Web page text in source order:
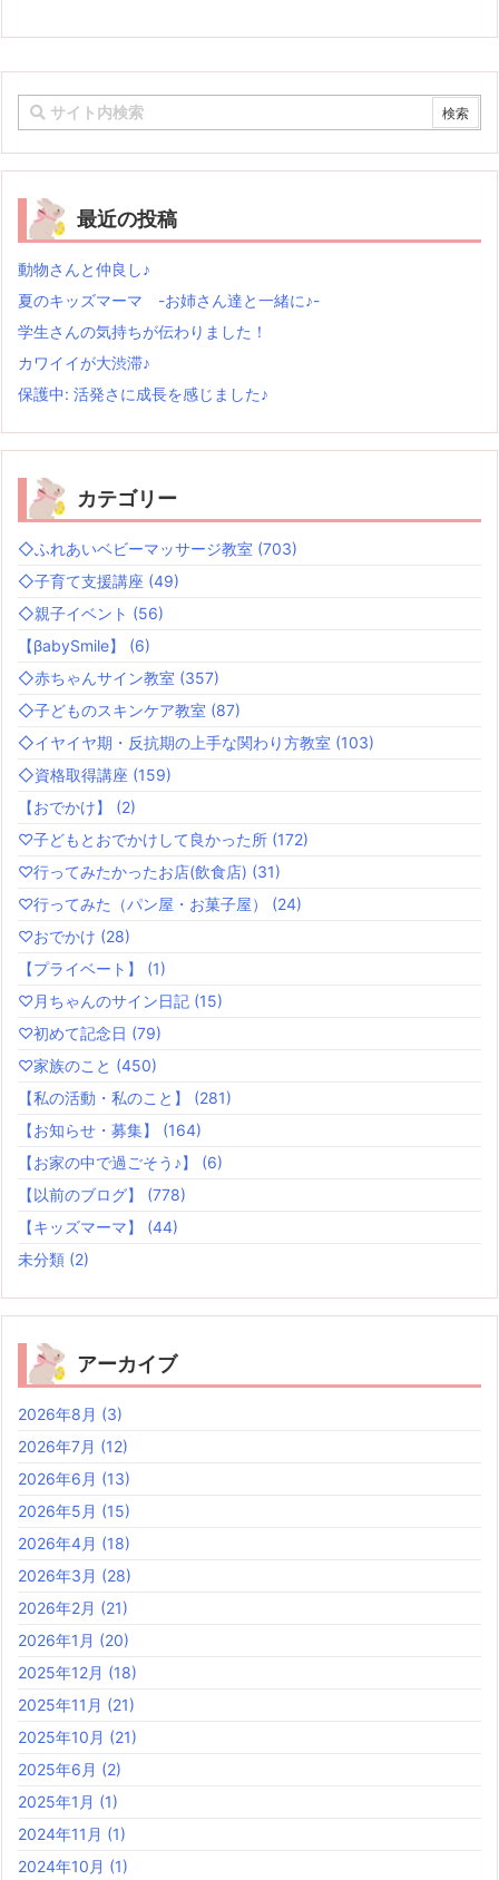
最近の投稿
動物さんと仲良し♪
夏のキッズマーマ -お姉さん達と一緒に♪-
学生さんの気持ちが伝わりました！
カワイイが大渋滞♪
保護中: 活発さに成長を感じました♪
カテゴリー
◇ふれあいベビーマッサージ教室 (703)
◇子育て支援講座 (49)
◇親子イベント (56)
【βabySmile】 (6)
◇赤ちゃんサイン教室 (357)
◇子どものスキンケア教室 (87)
◇イヤイヤ期・反抗期の上手な関わり方教室 (103)
◇資格取得講座 (159)
【おでかけ】 (2)
♡子どもとおでかけして良かった所 (172)
♡行ってみたかったお店(飲食店) (31)
♡行ってみた（パン屋・お菓子屋） (24)
♡おでかけ (28)
【プライベート】 (1)
♡月ちゃんのサイン日記 (15)
♡初めて記念日 (79)
♡家族のこと (450)
【私の活動・私のこと】 (281)
【お知らせ・募集】 (164)
【お家の中で過ごそう♪】 (6)
【以前のブログ】 (778)
【キッズマーマ】 (44)
未分類 (2)
アーカイブ
2026年8月 (3)
2026年7月 (12)
2026年6月 (13)
2026年5月 (15)
2026年4月 (18)
2026年3月 (28)
2026年2月 (21)
2026年1月 (20)
2025年12月 (18)
2025年11月 (21)
2025年10月 (21)
2025年6月 (2)
2025年1月 (1)
2024年11月 (1)
2024年10月 (1)